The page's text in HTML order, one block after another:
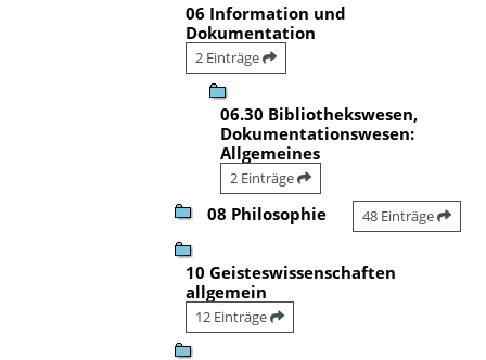
06 Information und
Dokumentation
2 Einträge
06.30 Bibliothekswesen,
Dokumentationswesen:
Allgemeines
2 Einträge
08 Philosophie 48 Einträge
10 Geisteswissenschaften
allgemein
12 Einträge